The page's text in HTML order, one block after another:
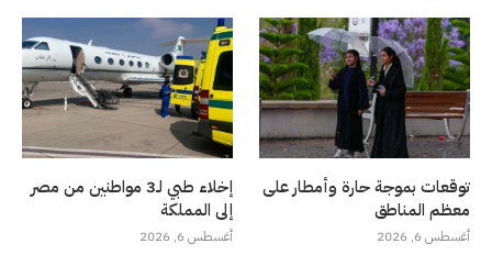
توقعات بموجة حارة وأمطار على
معظم المناطق
أغسطس 6, 2026
إخلاء طبي لـ3 مواطنين من مصر
إلى المملكة
أغسطس 6, 2026